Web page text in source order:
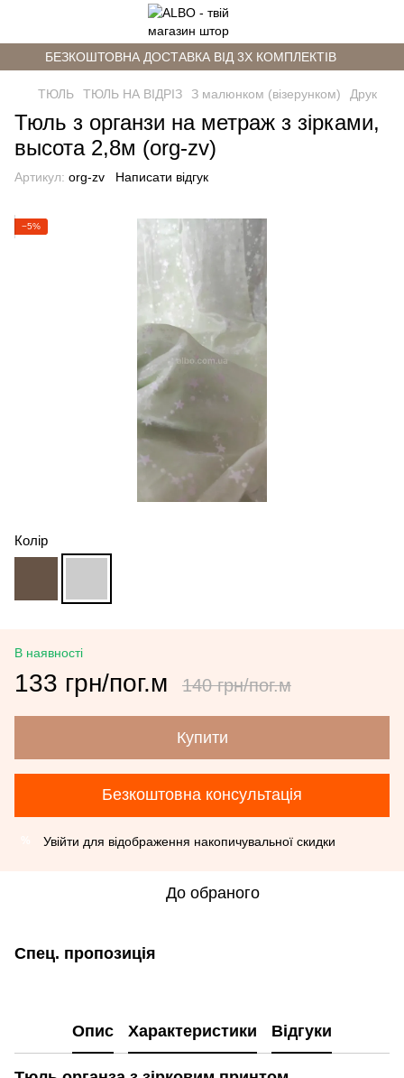
БЕЗКОШТОВНА ДОСТАВКА ВІД 3Х КОМПЛЕКТІВ
ТЮЛЬ ТЮЛЬ НА ВІДРІЗ З малюнком (візерунком) Друк
Тюль з органзи на метраж з зірками,
высота 2,8м (org-zv)
Артикул: org-zv Написати відгук
−5%
Колір
В наявності
133 грн/пог.м 140 грн/пог.м
Купити
Безкоштовна консультація
Увійти для відображення накопичувальної скидки
До обраного
Спец. пропозиція
Опис Характеристики Відгуки